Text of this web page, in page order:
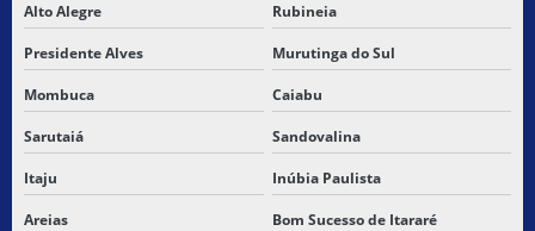
Alto Alegre Rubineia
Presidente Alves Murutinga do Sul
Mombuca Caiabu
Sarutaiá Sandovalina
Itaju Inúbia Paulista
Areias Bom Sucesso de Itararé